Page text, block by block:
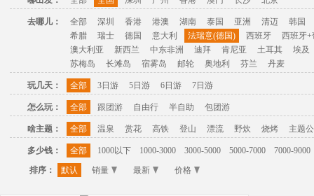
去哪儿： 全部 深圳 香港 港澳 湖南 泰国 亚洲 清迈
韩国
希腊
瑞士 德国 意大利 法瑞意(德国) 西班牙
西班牙+
澳大利亚
新西兰 中东非洲 迪拜 肯尼亚 土耳其
埃及
苏梅岛
长滩岛 宿雾岛 邮轮 奥地利 芬兰 丹麦
玩几天： 全部 3日游 5日游 6日游 7日游
怎么玩： 全部 跟团游 自由行 半自助 包团游
啥主题： 全部 温泉 赏花 高铁 登山 漂流 野炊 烧烤 主题
多少钱： 全部 1000以下 1000-3000 3000-5000 5000-7000
7000-9000
排序：
默认 销量 最新 价格